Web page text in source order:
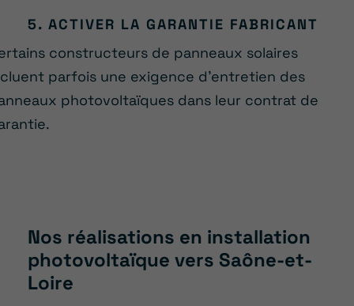
5. ACTIVER LA GARANTIE FABRICANT
constructeurs de panneaux solaires
parfois une exigence d’entretien des
photovoltaïques dans leur contrat de
Nos réalisations en installation
photovoltaïque vers Saône-et-
Loire